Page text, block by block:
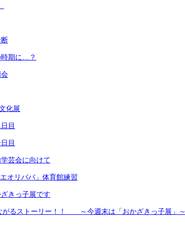
時期に…？
化展
目
目
芸会に向けて
オリババ」体育館練習
きっ子展です
がるストーリー！！ ～今週末は「おかざきっ子展」～